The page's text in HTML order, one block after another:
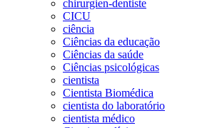
chirurgien-dentiste
CICU
ciência
Ciências da educação
Ciências da saúde
Ciências psicológicas
cientista
Cientista Biomédica
cientista do laboratório
cientista médico